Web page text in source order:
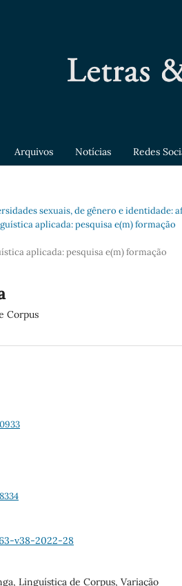
Arquivos Notícias Redes
sexuais, de gênero e
aplicada: pesquisa e(m) formação
aplicada: pesquisa e(m) formação
Corpus
v38-2022-28
Linguística de Corpus, Variação